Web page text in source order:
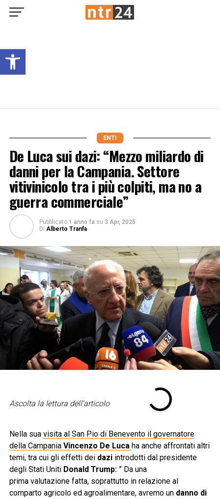
Open toolbar
ENTI
De Luca sui dazi: “Mezzo miliardo di
danni per la Campania. Settore
vitivinicolo tra i più colpiti, ma no a
guerra commerciale”
Pubblicato 1 anno fa su 3 Apr, 2025
Di Alberto Tranfa
Ascolta la lettura dell'articolo
Nella sua visita al San Pio di Benevento il governatore
della Campania Vincenzo De Luca ha anche affrontati altri
temi, tra cui gli effetti dei daziintrodotti dal presidente
degli Stati Uniti Donald Trump:” Da una
prima valutazione fatta, soprattutto in relazione al
comparto agricolo ed agroalimentare, avremo un danno di